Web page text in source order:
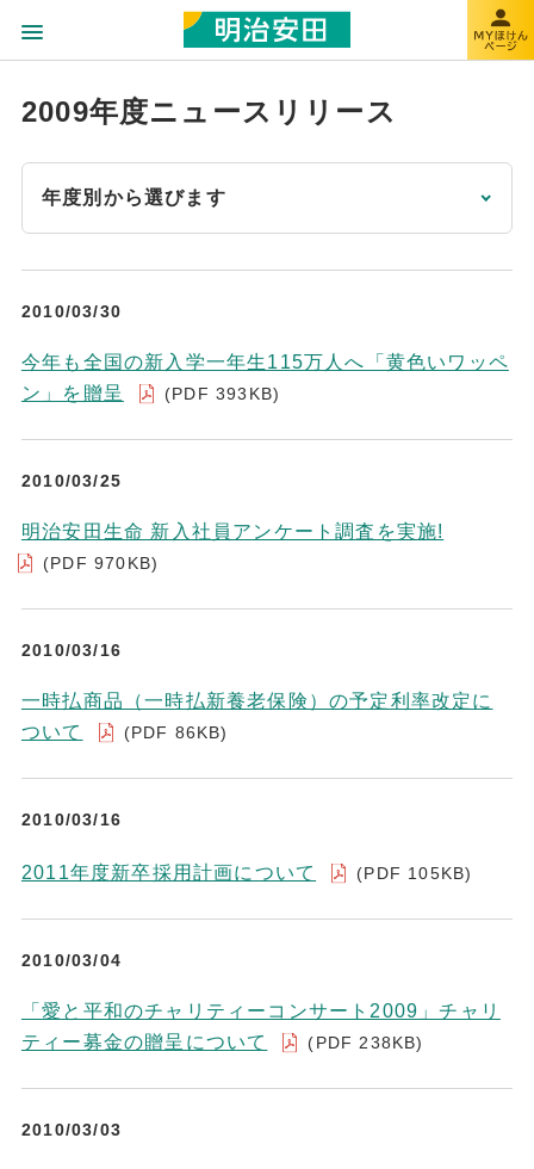
2009年度ニュースリリース
年度別から選びます
2010/03/30
今年も全国の新入学一年生115万人へ「黄色いワッペ
ン」を贈呈
(PDF 393KB)
2010/03/25
明治安田生命 新入社員アンケート調査を実施!
(PDF 970KB)
2010/03/16
一時払商品（一時払新養老保険）の予定利率改定に
ついて
(PDF 86KB)
2010/03/16
2011年度新卒採用計画について (PDF 105KB)
2010/03/04
「愛と平和のチャリティーコンサート2009」チャリ
ティー募金の贈呈について
(PDF 238KB)
2010/03/03